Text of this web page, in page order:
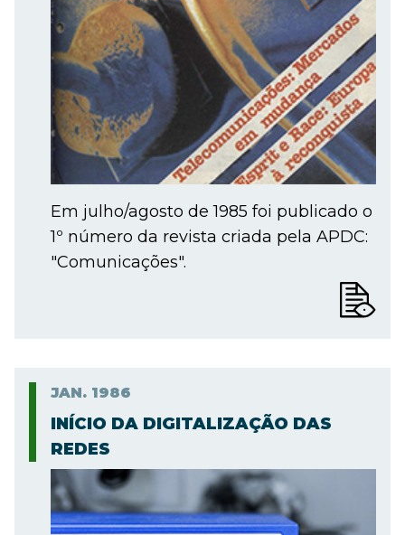
Em julho/agosto de 1985 foi publicado o
1º número da revista criada pela APDC:
"Comunicações".
JAN. 1986
INÍCIO DA DIGITALIZAÇÃO DAS
REDES